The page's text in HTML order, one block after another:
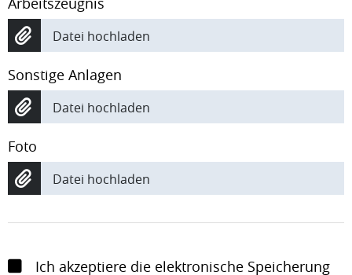
Datei hochladen
Sonstige Anlagen
Datei hochladen
Foto
Datei hochladen
Ich akzeptiere die elektronische Speicherung